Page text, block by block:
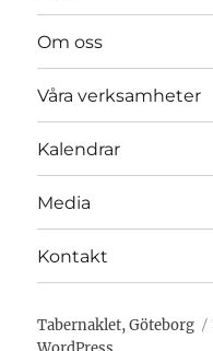
Om oss
Våra verksamheter
Kalendrar
Media
Kontakt
Tabernaklet, Göteborg